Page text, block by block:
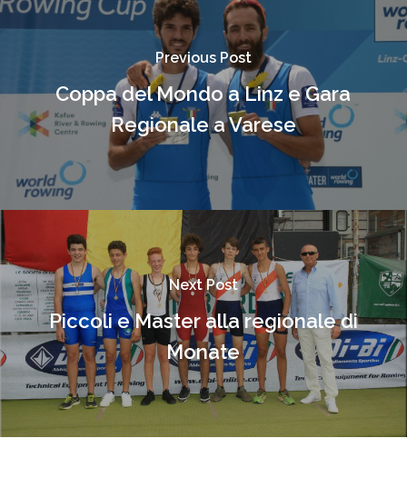
Previous Post
Coppa del Mondo a Linz e Gara
Regionale a Varese
Next Post
Piccoli e Master alla regionale di
Monate